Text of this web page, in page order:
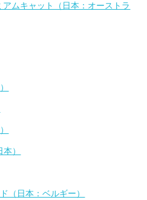
アムキャット（日本：オーストラ
）
（日本：ベルギー）